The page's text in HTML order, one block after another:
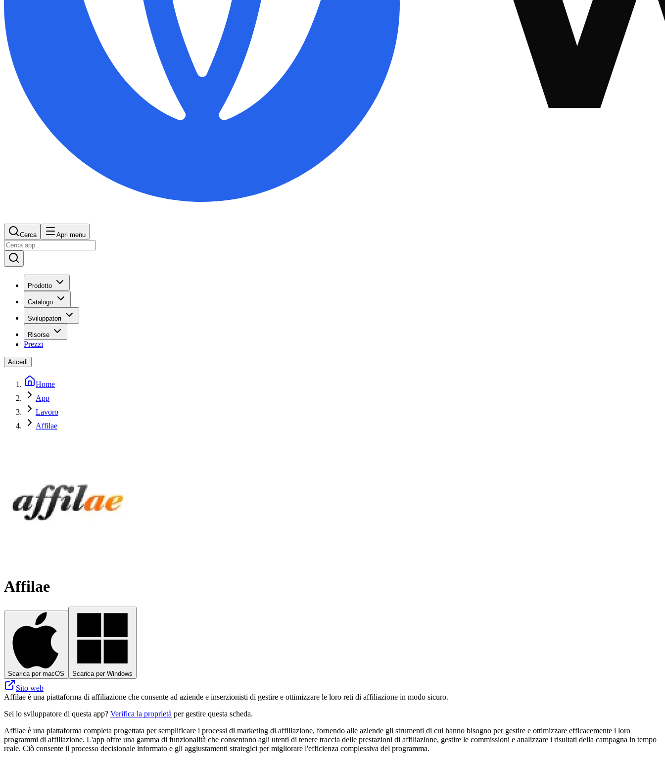
Cerca Apri menu
Prodotto
Catalogo
Sviluppatori
Risorse
Prezzi
Accedi
Home
App
Lavoro
Affilae
Affilae
Scarica per macOS Scarica per Windows
Sito web
Affilae è una piattaforma di affiliazione che consente ad aziende e inserzionisti di gestire e ottimizzare le loro reti di affiliazione in modo sicuro.
Sei lo sviluppatore di questa app? Verifica la proprietà per gestire questa scheda.
Affilae è una piattaforma completa progettata per semplificare i processi di marketing di affiliazione, fornendo alle aziende gli strumenti di cui hanno bisogno per gestire e ottimizzare efficacemente i loro
programmi di affiliazione. L'app offre una gamma di funzionalità che consentono agli utenti di tenere traccia delle prestazioni di affiliazione, gestire le commissioni e analizzare i risultati della campagna in tempo
reale. Ciò consente il processo decisionale informato e gli aggiustamenti strategici per migliorare l'efficienza complessiva del programma.